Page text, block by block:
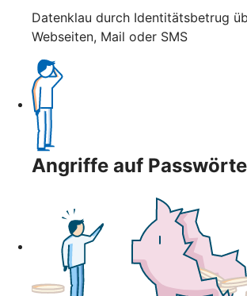
Datenklau durch Identitätsbetrug
Webseiten, Mail oder SMS
Angriffe auf